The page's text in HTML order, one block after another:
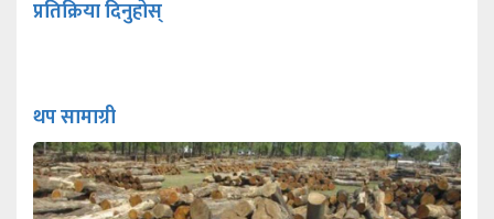
प्रतिक्रिया दिनुहोस्
थप सामाग्री